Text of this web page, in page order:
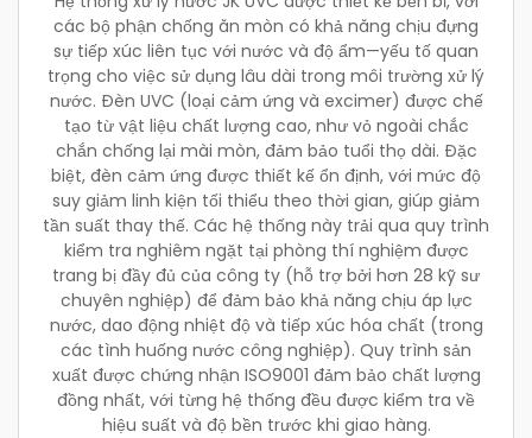
các bộ phận chống ăn mòn có khả năng chịu đựng
sự tiếp xúc liên tục với nước và độ ẩm—yếu tố quan
trọng cho việc sử dụng lâu dài trong môi trường xử lý
nước. Đèn UVC (loại cảm ứng và excimer) được chế
tạo từ vật liệu chất lượng cao, như vỏ ngoài chắc
chắn chống lại mài mòn, đảm bảo tuổi thọ dài. Đặc
biệt, đèn cảm ứng được thiết kế ổn định, với mức độ
suy giảm linh kiện tối thiểu theo thời gian, giúp giảm
tần suất thay thế. Các hệ thống này trải qua quy trình
kiểm tra nghiêm ngặt tại phòng thí nghiệm được
trang bị đầy đủ của công ty (hỗ trợ bởi hơn 28 kỹ sư
chuyên nghiệp) để đảm bảo khả năng chịu áp lực
nước, dao động nhiệt độ và tiếp xúc hóa chất (trong
các tình huống nước công nghiệp). Quy trình sản
xuất được chứng nhận ISO9001 đảm bảo chất lượng
đồng nhất, với từng hệ thống đều được kiểm tra về
hiệu suất và độ bền trước khi giao hàng.